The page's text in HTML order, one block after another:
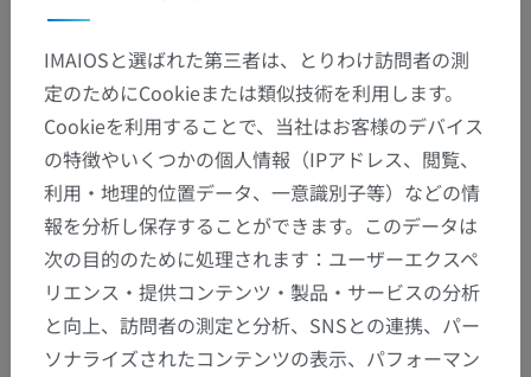
IMAIOSと選ばれた第三者は、とりわけ訪問者の測
定のためにCookieまたは類似技術を利用します。
Cookieを利用することで、当社はお客様のデバイス
の特徴やいくつかの個人情報（IPアドレス、閲覧、
利用・地理的位置データ、一意識別子等）などの情
報を分析し保存することができます。このデータは
次の目的のために処理されます：ユーザーエクスペ
リエンス・提供コンテンツ・製品・サービスの分析
と向上、訪問者の測定と分析、SNSとの連携、パー
ソナライズされたコンテンツの表示、パフォーマン